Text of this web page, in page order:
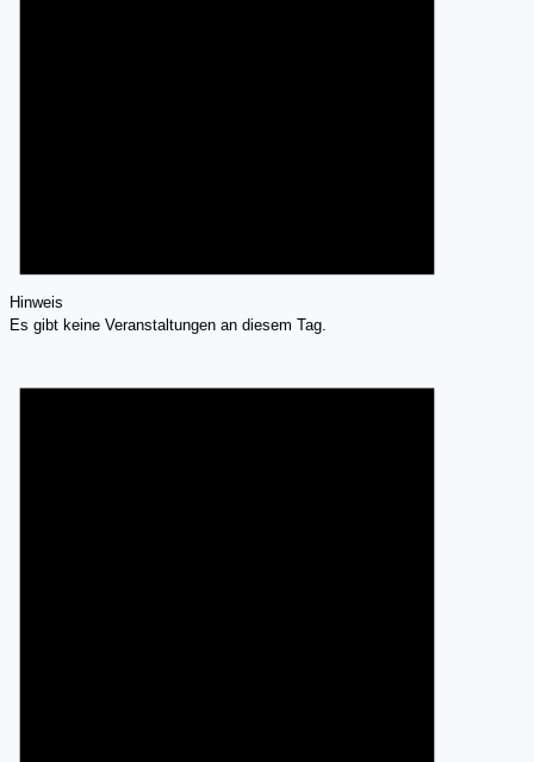
Hinweis
Es gibt keine Veranstaltungen an diesem Tag.